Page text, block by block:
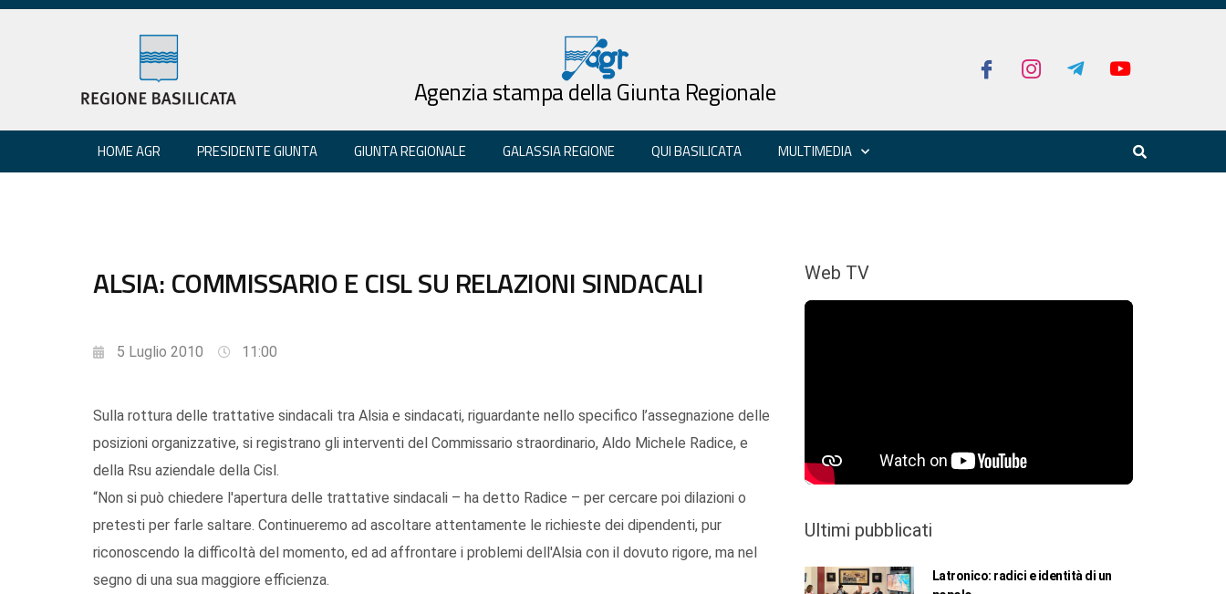
Agenzia stampa della Giunta Regionale
HOME AGR PRESIDENTE GIUNTA GIUNTA REGIONALE GALASSIA REGIONE QUI BASILICATA MULTIMEDIA
ALSIA: COMMISSARIO E CISL SU RELAZIONI SINDACALI
5 Luglio 2010 11:00
Sulla rottura delle trattative sindacali tra Alsia e sindacati, riguardante nello specifico l’assegnazione delle
posizioni organizzative, si registrano gli interventi del Commissario straordinario, Aldo Michele Radice, e
della Rsu aziendale della Cisl.
“Non si può chiedere l'apertura delle trattative sindacali – ha detto Radice – per cercare poi dilazioni o
pretesti per farle saltare. Continueremo ad ascoltare attentamente le richieste dei dipendenti, pur
riconoscendo la difficoltà del momento, ed ad affrontare i problemi dell'Alsia con il dovuto rigore, ma nel
segno di una sua maggiore efficienza.
Web TV
Ultimi pubblicati
Latronico: radici e identità di un